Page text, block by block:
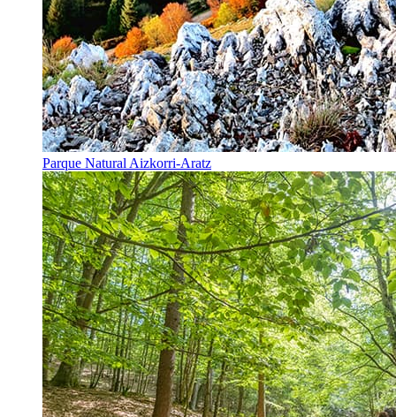
Parque Natural Aizkorri-Aratz